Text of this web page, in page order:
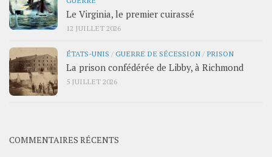
Le Virginia, le premier cuirassé
12 JUILLET 2026
ÉTATS-UNIS /GUERRE DE SÉCESSION / PRISON
La prison confédérée de Libby, à Richmond
5 JUILLET 2026
COMMENTAIRES RÉCENTS